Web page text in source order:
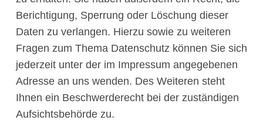
Berichtigung, Sperrung oder Löschung dieser
Daten zu verlangen. Hierzu sowie zu weiteren
Fragen zum Thema Datenschutz können Sie sich
jederzeit unter der im Impressum angegebenen
Adresse an uns wenden. Des Weiteren steht
Ihnen ein Beschwerderecht bei der zuständigen
Aufsichtsbehörde zu.